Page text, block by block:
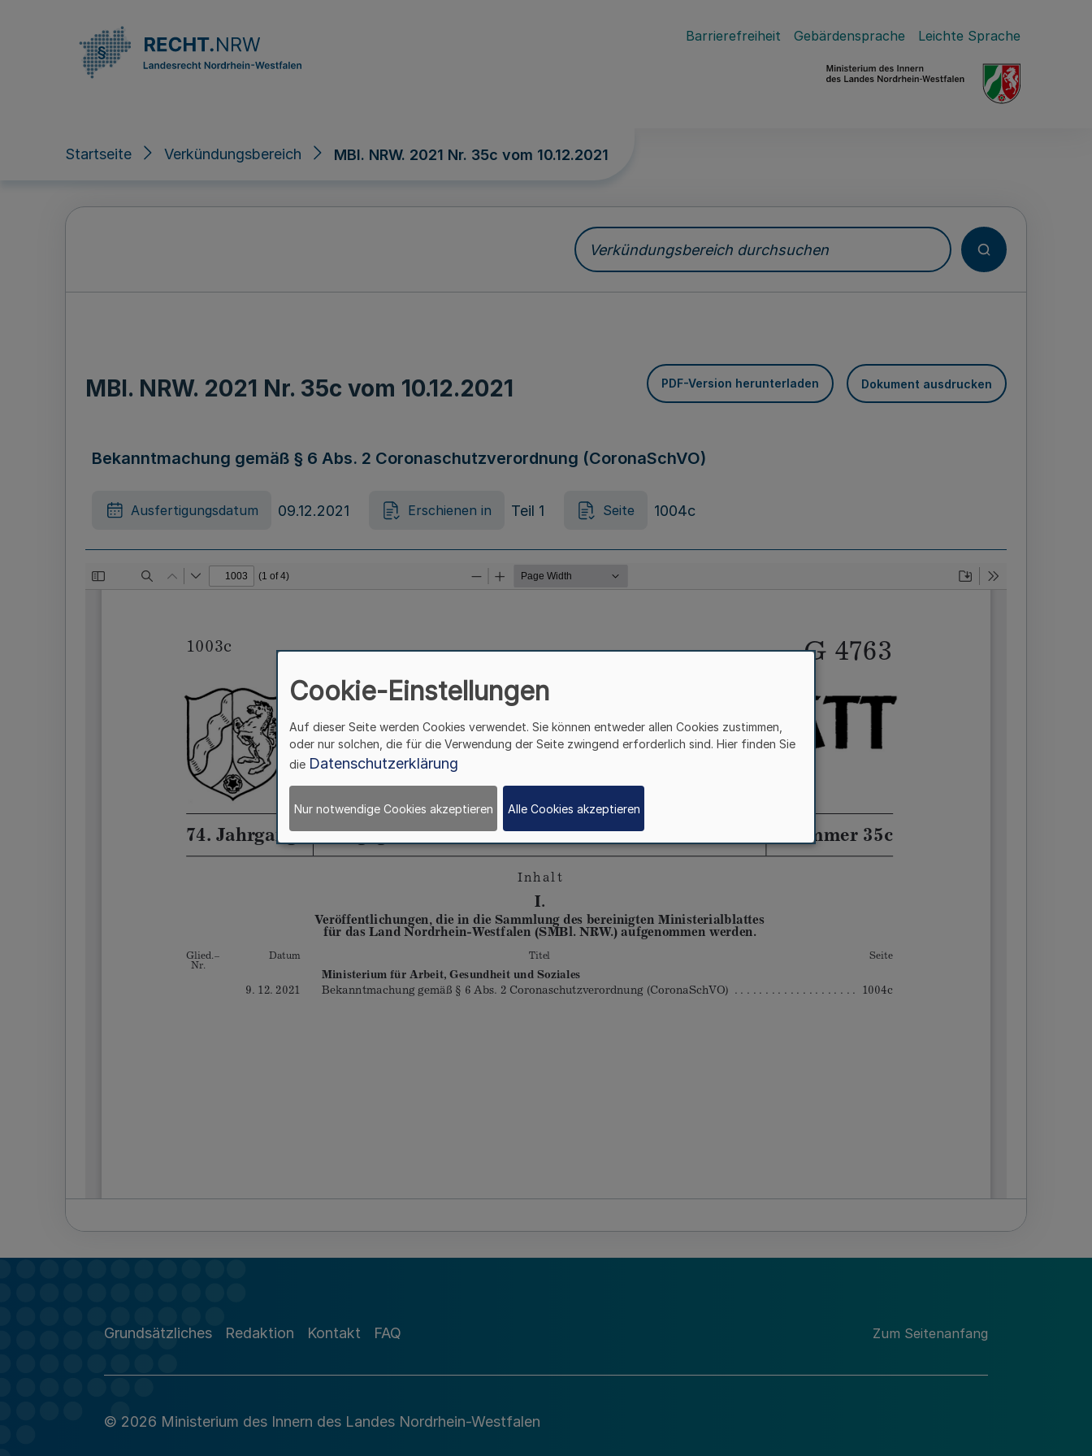
Barrierefreiheit Gebärdensprache Leichte Sprache
Startseite Verkündungsbereich MBl. NRW. 2021 Nr. 35c vom 10.12.2021
Verkündungsbereich durchsuchen
MBl. NRW. 2021 Nr. 35c vom 10.12.2021 PDF-Version herunterladen Dokument ausdrucken
Bekanntmachung gemäß § 6 Abs. 2 Coronaschutzverordnung (CoronaSchVO)
Ausfertigungsdatum 09.12.2021 Erschienen in Teil 1 Seite 1004c
Grundsätzliches Redaktion Kontakt FAQ Zum Seitenanfang
© 2026 Ministerium des Innern des Landes Nordrhein-Westfalen
Cookie-Einstellungen
Auf dieser Seite werden Cookies verwendet. Sie können entweder allen Cookies zustimmen,
oder nur solchen, die für die Verwendung der Seite zwingend erforderlich sind. Hier finden Sie
die Datenschutzerklärung
Nur notwendige Cookies akzeptieren Alle Cookies akzeptieren